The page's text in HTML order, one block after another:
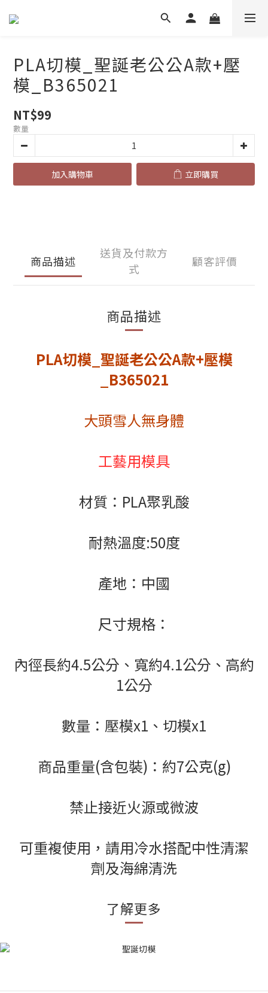
PLA切模_聖誕老公公A款+壓
模_B365021
NT$99
數量
加入購物車 立即購買
商品描述
送貨及付款方
式
顧客評價
商品描述
PLA切模_聖誕老公公A款+壓模
_B365021
大頭雪人無身體
工藝用模具
材質：PLA聚乳酸
耐熱溫度:50度
產地：中國
尺寸規格：
內徑長約4.5公分、寬約4.1公分、高約
1公分
數量：壓模x1、切模x1
商品重量(含包裝)：約7公克(g)
禁止接近火源或微波
可重複使用，請用冷水搭配中性清潔
劑及海綿清洗
了解更多